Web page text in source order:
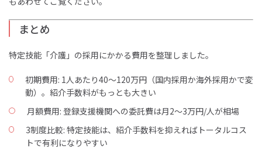
まとめ
特定技能「介護」の採用にかかる費用を整理しました。
初期費用: 1人あたり40〜120万円（国内採用か海外採用かで変
動）。紹介手数料がもっとも大きい
月額費用: 登録支援機関への委託費は月2〜3万円/人が相場
3制度比較: 特定技能は、紹介手数料を抑えればトータルコス
トで有利になりやすい